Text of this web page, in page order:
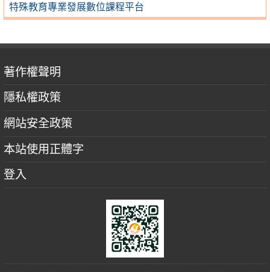
特殊教育專業發展數位課程平台
著作權聲明
隱私權政策
網站安全政策
本站使用正體字
登入